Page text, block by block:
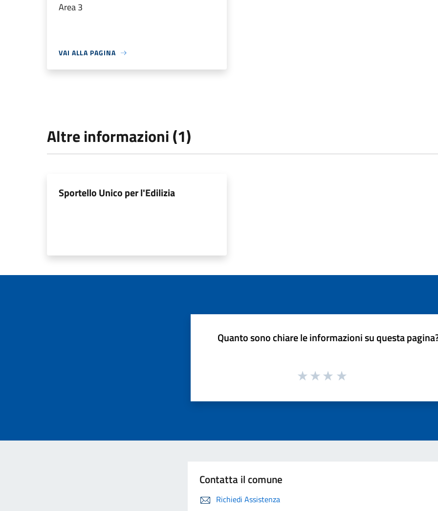
Area 3
VAI ALLA PAGINA
Altre informazioni (1)
Sportello Unico per l'Edilizia
Quanto sono chiare le informazioni su questa
Contatta il comune
Richiedi Assistenza